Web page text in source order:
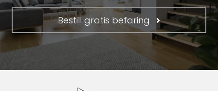
Bestill gratis befaring